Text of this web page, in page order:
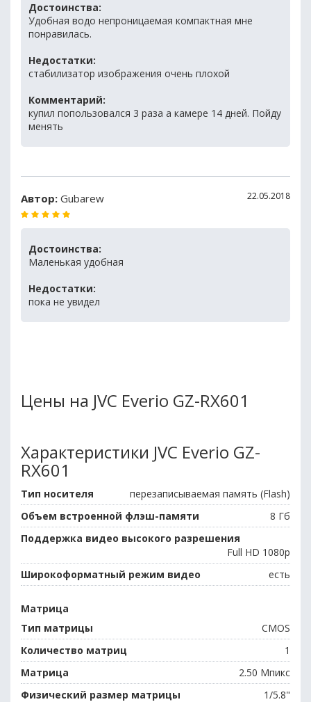
Достоинства:
Удобная водо непроницаемая компактная мне
понравилась.
Недостатки:
стабилизатор изображения очень плохой
Комментарий:
купил попользовался 3 раза а камере 14 дней. Пойду
менять
Автор: Gubarew 22.05.2018
Достоинства:
Маленькая удобная
Недостатки:
пока не увидел
Цены на JVC Everio GZ-RX601
Характеристики JVC Everio GZ-
RX601
Тип носителя
перезаписываемая память (Flash)
Объем встроенной флэш-памяти
8 Гб
Поддержка видео высокого разрешения
Full HD 1080p
Широкоформатный режим видео
есть
Матрица
Тип матрицы
CMOS
Количество матриц
1
Матрица
2.50 Мпикс
Физический размер матрицы
1/5.8"